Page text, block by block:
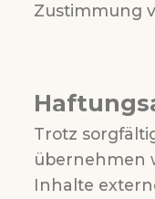
Zustimmung
Trotz
übernehmen
Inhalte